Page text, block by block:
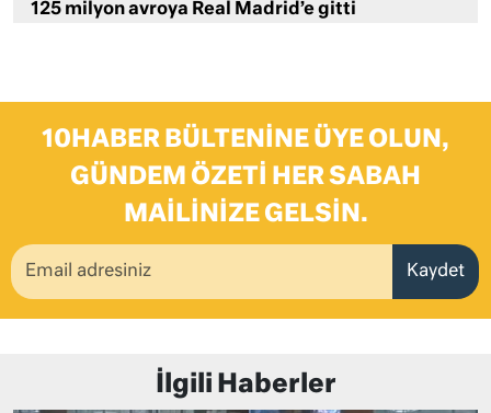
125 milyon avroya Real Madrid’e gitti
10HABER BÜLTENINE ÜYE OLUN,
GÜNDEM ÖZETI HER SABAH
MAILINIZE GELSIN.
Kaydet
İlgili Haberler